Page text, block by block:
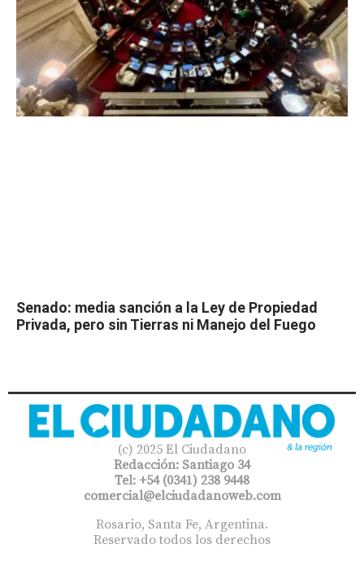
Senado: media sanción a la Ley de Propiedad
Privada, pero sin Tierras ni Manejo del Fuego
(c) 2025 El Ciudadano
Redacción: Santiago 34
Tel: +54 (0341) 238 9448
comercial@elciudadanoweb.com​
Rosario, Santa Fe, Argentina.
Reservado todos los derechos